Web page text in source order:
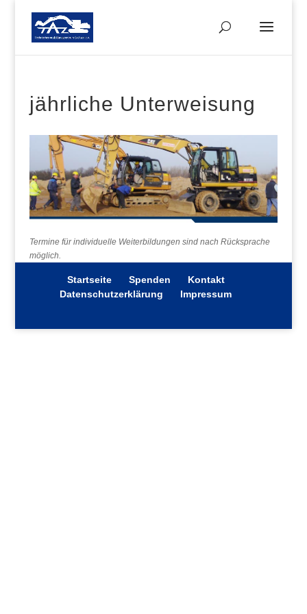
jährliche Unterweisung
Termine für individuelle Weiterbildungen sind nach Rücksprache
möglich.
Startseite Spenden
Kontakt
Datenschutzerklärung
Impressum